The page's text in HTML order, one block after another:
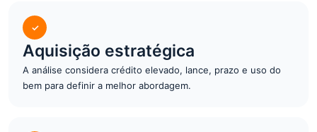
✓
Aquisição estratégica
A análise considera crédito elevado, lance, prazo e uso do
bem para definir a melhor abordagem.